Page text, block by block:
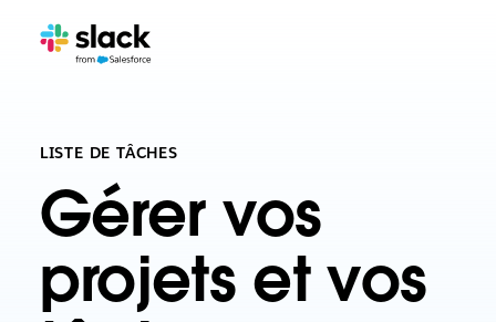
LISTE DE TÂCHES
Gérer vos
projets et vos